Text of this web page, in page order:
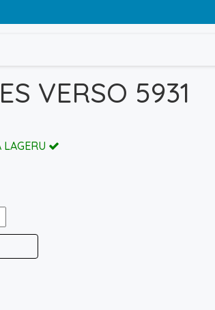
VERSO 5931